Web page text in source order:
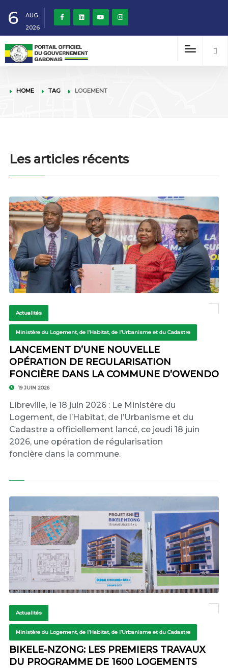
6
AUG
2026
HOME TAG LOGEMENT
Les articles récents
Actualités
Ministère du Logement, de l’Habitat, de l’Urbanisme et du Cadastre
LANCEMENT D’UNE NOUVELLE
OPÉRATION DE REGULARISATION
FONCIÈRE DANS LA COMMUNE D’OWENDO
19 JUIN 2026
Libreville, le 18 juin 2026 : Le Ministère du
Logement, de l’Habitat, de l’Urbanisme et du
Cadastre a officiellement lancé, ce jeudi 18 juin
2026, une opération de régularisation
foncière dans la commune.
Actualités
Ministère du Logement, de l’Habitat, de l’Urbanisme et du Cadastre
BIKELE-NZONG: LES PREMIERS TRAVAUX
DU PROGRAMME DE 1600 LOGEMENTS